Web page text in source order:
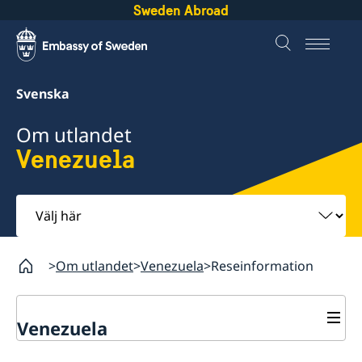
Sweden Abroad
Svenska
Om utlandet
Venezuela
Välj
här
Om utlandet Venezuela Reseinformation
Venezuela